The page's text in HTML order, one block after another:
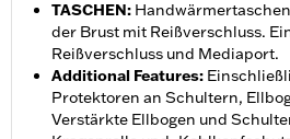
TASCHEN:
der Brust mit Reißverschluss.
Reißverschluss und Mediaport.
Additional Features:
Protektoren an Schultern,
Verstärkte Ellbogen und